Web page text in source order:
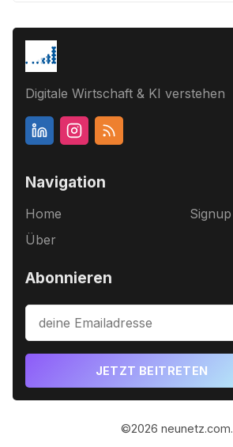
Digitale Wirtschaft & KI verstehen
Navigation
Home
Über
Signup
Abonnieren
JETZT BEITRETEN
©2026 neunetz.com.